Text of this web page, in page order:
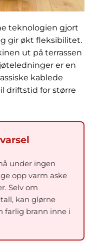
teknologien gjort
gir økt fleksibilitet.
ut på terrassen
er en
kablede
driftstid for større
under ingen
opp varm aske
Selv om
kan glørne
farlig brann inne i